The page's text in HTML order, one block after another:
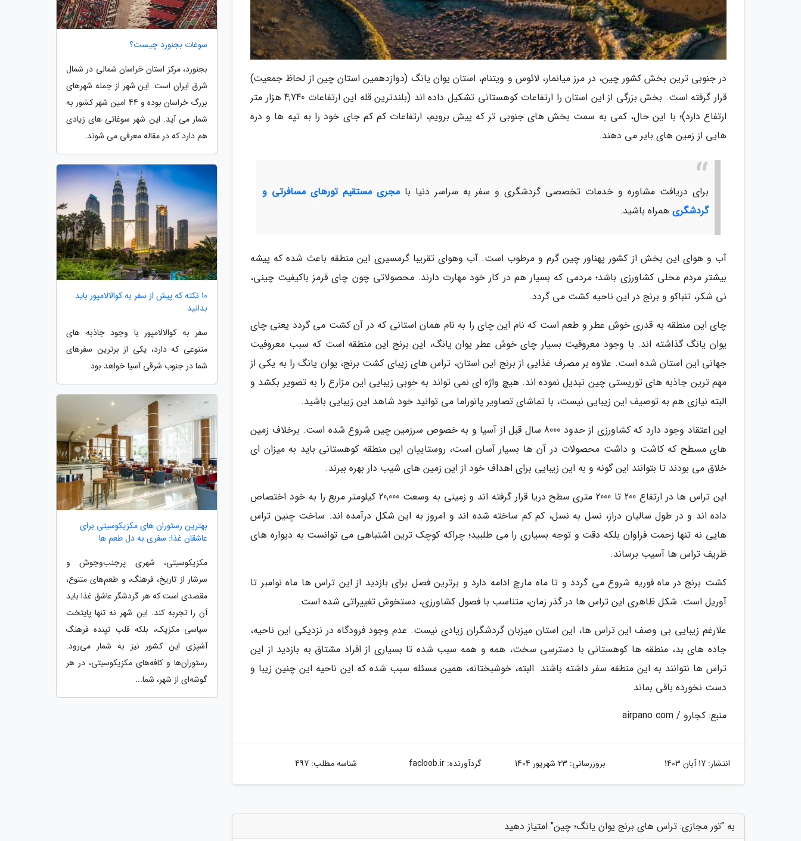
در جنوبی ترین بخش کشور چین، در مرز میانمار، لائوس و ویتنام، استان یوان یانگ (دوازدهمین استان چین از لحاظ جمعیت)
قرار گرفته است. بخش بزرگی از این استان را ارتفاعات کوهستانی تشکیل داده اند (بلندترین قله این ارتفاعات 4,740 هزار متر
ارتفاع دارد)؛ با این حال، کمی به سمت بخش های جنوبی تر که پیش برویم، ارتفاعات کم کم جای خود را به تپه ها و دره
هایی از زمین های بایر می دهند.
برای دریافت مشاوره و خدمات تخصصی گردشگری و سفر به سراسر دنیا بامجری مستقیم تورهای مسافرتی و
گردشگری همراه باشید.
آب و هوای این بخش از کشور پهناور چین گرم و مرطوب است. آب وهوای تقریبا گرمسیری این منطقه باعث شده که پیشه
بیشتر مردم محلی کشاورزی باشد؛ مردمی که بسیار هم در کار خود مهارت دارند. محصولاتی چون چای قرمز باکیفیت چینی،
نی شکر، تنباکو و برنج در این ناحیه کشت می گردد.
چای این منطقه به قدری خوش عطر و طعم است که نام این چای را به نام همان استانی که در آن کشت می گردد یعنی چای
یوان یانگ گذاشته اند. با وجود معروفیت بسیار چای خوش عطر یوان یانگ، این برنج این منطقه است که سبب معروفیت
جهانی این استان شده است. علاوه بر مصرف غذایی از برنج این استان، تراس های زیبای کشت برنج، یوان یانگ را به یکی از
مهم ترین جاذبه های توریستی چین تبدیل نموده اند. هیچ واژه ای نمی تواند به خوبی زیبایی این مزارع را به تصویر بکشد و
البته نیازی هم به توصیف این زیبایی نیست، با تماشای تصاویر پانوراما می توانید خود شاهد این زیبایی باشید.
این اعتقاد وجود دارد که کشاورزی از حدود 8000 سال قبل از آسیا و به خصوص سرزمین چین شروع شده است. برخلاف زمین
های مسطح که کاشت و داشت محصولات در آن ها بسیار آسان است، روستاییان این منطقه کوهستانی باید به میزان ای
خلاق می بودند تا بتوانند این گونه و به این زیبایی برای اهداف خود از این زمین های شیب دار بهره ببرند.
این تراس ها در ارتفاع 200 تا 2000 متری سطح دریا قرار گرفته اند و زمینی به وسعت 20,000 کیلومتر مربع را به خود اختصاص
داده اند و در طول سالیان دراز، نسل به نسل، کم کم ساخته شده اند و امروز به این شکل درآمده اند. ساخت چنین تراس
هایی نه تنها زحمت فراوان بلکه دقت و توجه بسیاری را می طلبید؛ چراکه کوچک ترین اشتباهی می توانست به دیواره های
ظریف تراس ها آسیب برساند.
کشت برنج در ماه فوریه شروع می گردد و تا ماه مارچ ادامه دارد و برترین فصل برای بازدید از این تراس ها ماه نوامبر تا
آوریل است. شکل ظاهری این تراس ها در گذر زمان، متناسب با فصول کشاورزی، دستخوش تغییراتی شده است.
علارغم زیبایی بی وصف این تراس ها، این استان میزبان گردشگران زیادی نیست. عدم وجود فرودگاه در نزدیکی این ناحیه،
جاده های بد، منطقه ها کوهستانی با دسترسی سخت، همه و همه سبب شده تا بسیاری از افراد مشتاق به بازدید از این
تراس ها نتوانند به این منطقه سفر داشته باشند. البته، خوشبختانه، همین مسئله سبب شده که این ناحیه این چنین زیبا و
دست نخورده باقی بماند.
منبع: کجارو / airpano.com
انتشار: 17 آبان 1403 بروزرسانی: 23 شهریور 1404 گردآورنده:facloob.ir شناسه مطلب: 497
به "تور مجازی: تراس های برنج یوان یانگ؛ چین" امتیاز دهید
سوغات بجنورد چیست؟
بجنورد، مرکز استان خراسان شمالی در شمال
شرق ایران است. این شهر از جمله شهرهای
بزرگ خراسان بوده و 44 امین شهر کشور به
شمار می آید. این شهر سوغاتی های زیادی
هم دارد که در مقاله معرفی می شوند.
10 نکته که پیش از سفر به کوالالامپور باید
بدانید
سفر به کوالالامپور با وجود جاذبه های
متنوعی که دارد، یکی از برترین سفرهای
شما در جنوب شرقی آسیا خواهد بود.
بهترین رستوران های مکزیکوسیتی برای
عاشقان غذا: سفری به دل طعم ها
مکزیکوسیتی، شهری پرجنب‌وجوش و
سرشار از تاریخ، فرهنگ، و طعم‌های متنوع،
مقصدی است که هر گردشگر عاشق غذا باید
آن را تجربه کند. این شهر نه تنها پایتخت
سیاسی مکزیک، بلکه قلب تپنده فرهنگ
آشپزی این کشور نیز به شمار می‌رود.
رستوران‌ها و کافه‌های مکزیکوسیتی، در هر
گوشه‌ای از شهر، شما...